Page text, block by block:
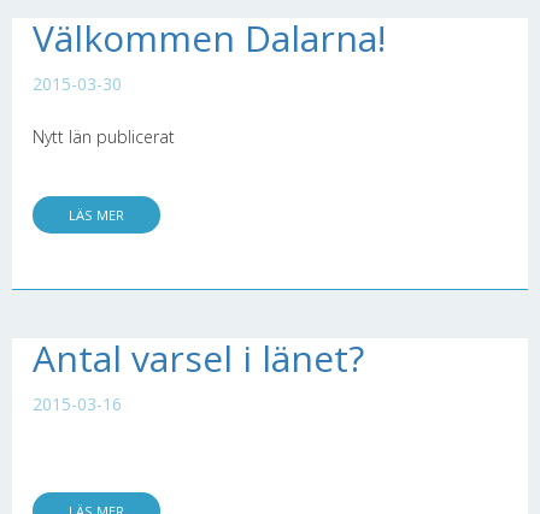
Välkommen Dalarna!
2015-03-30
Nytt län publicerat
LÄS MER
Antal varsel i länet?
2015-03-16